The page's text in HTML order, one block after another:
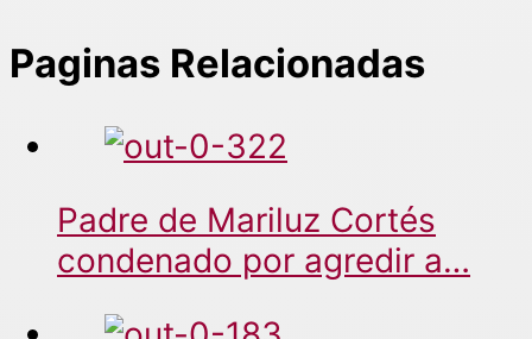
Paginas Relacionadas
Padre de Mariluz Cortés
condenado por agredir a…